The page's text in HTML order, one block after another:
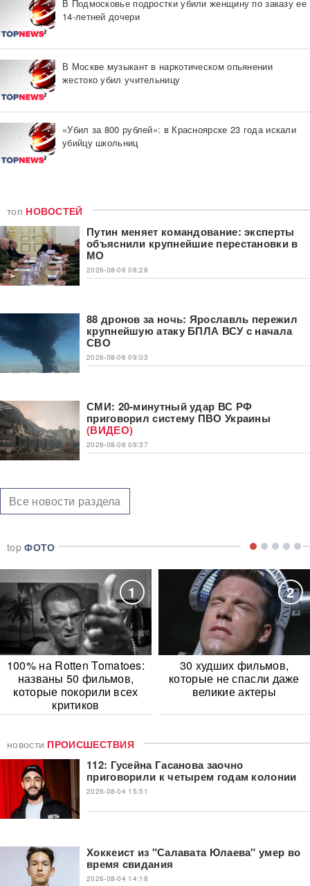
В Подмосковье подростки убили женщину по заказу ее
14-летней дочери
В Москве музыкант в наркотическом опьянении
жестоко убил учительницу
«Убил за 800 рублей»: в Красноярске 23 года искали
убийцу школьниц
топ НОВОСТЕЙ
Путин меняет командование: эксперты
объяснили крупнейшие перестановки в
МО
2026-08-06 08:28
88 дронов за ночь: Ярославль пережил
крупнейшую атаку БПЛА ВСУ с начала
СВО
2026-08-06 09:03
СМИ: 20-минутный удар ВС РФ
приговорил систему ПВО Украины
(ВИДЕО)
2026-08-06 09:37
Все новости раздела
topФОТО
1
100% на Rotten Tomatoes:
названы 50 фильмов,
которые покорили всех
критиков
2
30 худших фильмов,
которые не спасли даже
великие актеры
новости ПРОИСШЕСТВИЯ
112: Гусейна Гасанова заочно
приговорили к четырем годам колонии
2026-08-04 15:51
Хоккеист из "Салавата Юлаева" умер во
время свидания
2026-08-04 14:18